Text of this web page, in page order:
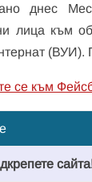
днес
лица към
(ВУИ).
се към